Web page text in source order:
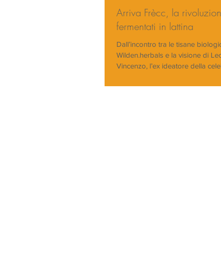
Arriva Frècc, la
fermentati in lattina
Dall’incontro tra le tisane
Wilden.herbals e la visione di
Vincenzo, l’ex ideatore della